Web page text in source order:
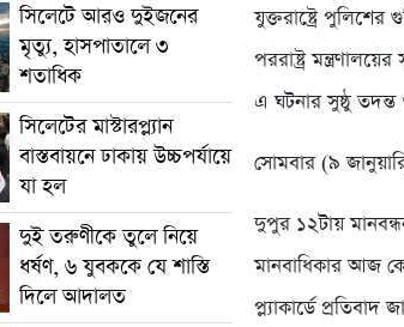
সিলেটে আরও দুইজনের
মৃত্যু, হাসপাতালে ৩
শতাধিক
সিলেটের মাস্টারপ্ল্যান
বাস্তবায়নে ঢাকায় উচ্চপর্যায়ে
যা হল
দুই তরুণীকে তুলে নিয়ে
ধর্ষণ, ৬ যুবককে যে শাস্তি
দিলে আদালত
যুক্তরাষ্ট্রে
পররাষ্ট্র
এ ঘটনার সুষ্ঠু তদন্ত
সোমবার (৯
দুপুর ১২টায়
মানবাধিকার আজ
প্ল্যাকার্ডে